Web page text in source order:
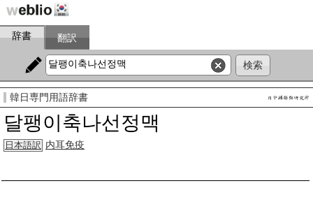
辞書 翻訳
韓日専門用語辞書
달팽이축나선정맥
日本語訳 内耳免疫